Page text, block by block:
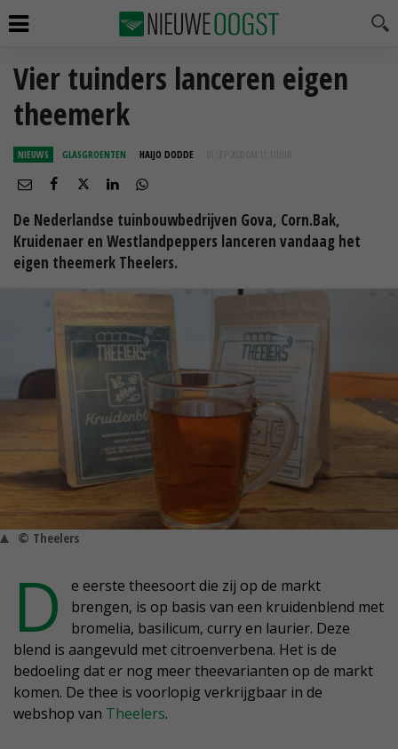
Vier tuinders lanceren eigen
theemerk
NIEUWS GLASGROENTEN HAIJO DODDE 01 SEP 2020 OM 11:11
De Nederlandse tuinbouwbedrijven Gova, Corn.Bak,
Kruidenaer en Westlandpeppers lanceren vandaag het
eigen theemerk Theelers.
© Theelers
D
e eerste theesoort die zij op de markt
brengen, is op basis van een kruidenblend met
bromelia, basilicum, curry en laurier. Deze
blend is aangevuld met citroenverbena. Het is de
bedoeling dat er nog meer theevarianten op de markt
komen. De thee is voorlopig verkrijgbaar in de
webshop van Theelers.